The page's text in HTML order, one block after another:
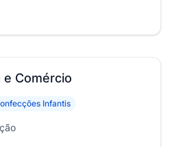
Comércio
Infantis